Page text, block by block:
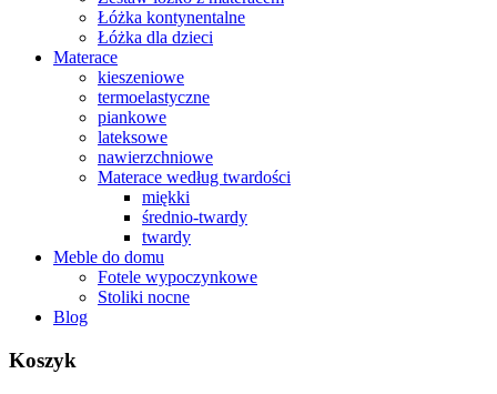
Łóżka kontynentalne
Łóżka dla dzieci
Materace
kieszeniowe
termoelastyczne
piankowe
lateksowe
nawierzchniowe
Materace według twardości
miękki
średnio-twardy
twardy
Meble do domu
Fotele wypoczynkowe
Stoliki nocne
Blog
Koszyk